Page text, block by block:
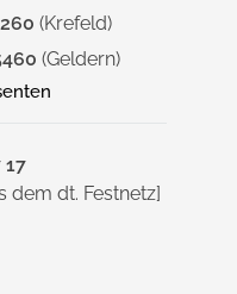
(Krefeld)
(Geldern)
17
dem dt. Festnetz]